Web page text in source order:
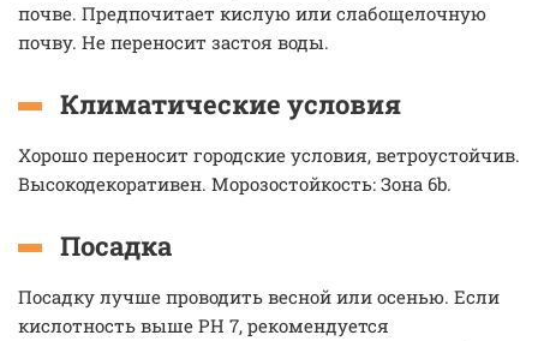
почве. Предпочитает кислую или слабощелочную
почву. Не переносит застоя воды.
Климатические условия
Хорошо переносит городские условия, ветроустойчив.
Высокодекоративен. Морозостойкость: Зона 6b.
Посадка
Посадку лучше проводить весной или осенью. Если
кислотность выше РН 7, рекомендуется